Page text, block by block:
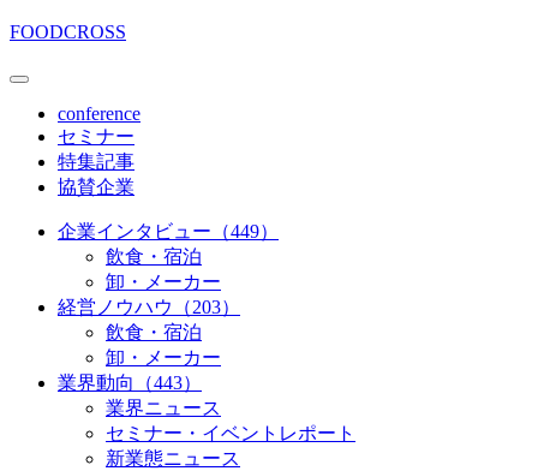
FOODCROSS
conference
セミナー
特集記事
協賛企業
企業インタビュー（449）
飲食・宿泊
卸・メーカー
経営ノウハウ（203）
飲食・宿泊
卸・メーカー
業界動向（443）
業界ニュース
セミナー・イベントレポート
新業態ニュース